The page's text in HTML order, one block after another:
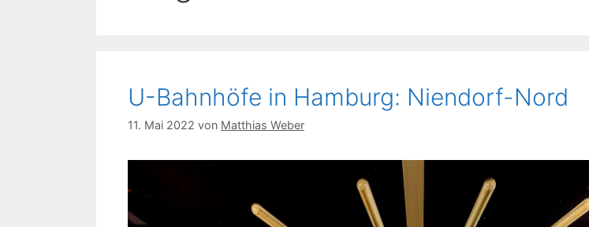
U-Bahnhöfe in Hamburg: Niendorf-Nord
11. Mai 2022 von Matthias Weber